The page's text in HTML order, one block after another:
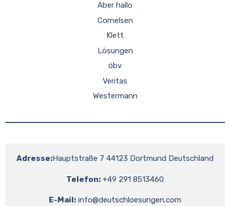
Aber hallo
Cornelsen
Klett
Lösungen
öbv
Veritas
Westermann
Adresse:Hauptstraße 7 44123 Dortmund Deutschland
Telefon: +49 291 8513460
E-Mail: info@deutschloesungen.com